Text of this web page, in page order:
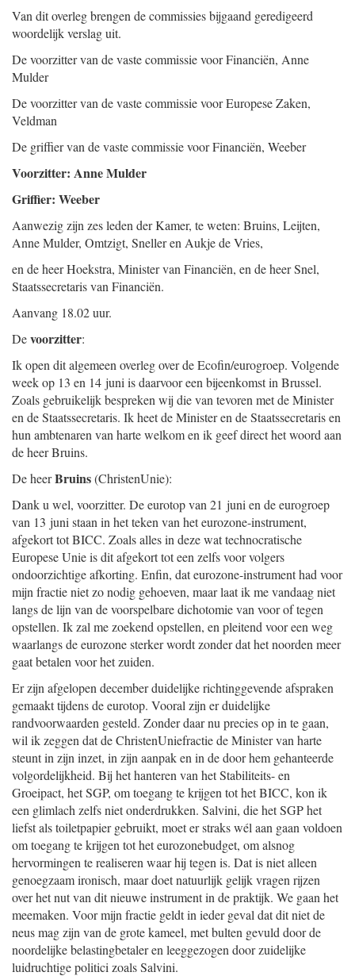
Van dit overleg brengen de commissies bijgaand geredigeerd
woordelijk verslag uit.
De voorzitter van de vaste commissie voor Financiën, Anne
Mulder
De voorzitter van de vaste commissie voor Europese Zaken,
Veldman
De griffier van de vaste commissie voor Financiën, Weeber
Voorzitter: Anne Mulder
Griffier: Weeber
Aanwezig zijn zes leden der Kamer, te weten: Bruins, Leijten,
Anne Mulder, Omtzigt, Sneller en Aukje de Vries,
en de heer Hoekstra, Minister van Financiën, en de heer Snel,
Staatssecretaris van Financiën.
Aanvang 18.02 uur.
Devoorzitter:
Ik open dit algemeen overleg over de Ecofin/eurogroep. Volgende
week op 13 en 14 juni is daarvoor een bijeenkomst in Brussel.
Zoals gebruikelijk bespreken wij die van tevoren met de Minister
en de Staatssecretaris. Ik heet de Minister en de Staatssecretaris en
hun ambtenaren van harte welkom en ik geef direct het woord aan
de heer Bruins.
De heerBruins(ChristenUnie):
Dank u wel, voorzitter. De eurotop van 21 juni en de eurogroep
van 13 juni staan in het teken van het eurozone-instrument,
afgekort tot BICC. Zoals alles in deze wat technocratische
Europese Unie is dit afgekort tot een zelfs voor volgers
ondoorzichtige afkorting. Enfin, dat eurozone-instrument had voor
mijn fractie niet zo nodig gehoeven, maar laat ik me vandaag niet
langs de lijn van de voorspelbare dichotomie van voor of tegen
opstellen. Ik zal me zoekend opstellen, en pleitend voor een weg
waarlangs de eurozone sterker wordt zonder dat het noorden meer
gaat betalen voor het zuiden.
Er zijn afgelopen december duidelijke richtinggevende afspraken
gemaakt tijdens de eurotop. Vooral zijn er duidelijke
randvoorwaarden gesteld. Zonder daar nu precies op in te gaan,
wil ik zeggen dat de ChristenUniefractie de Minister van harte
steunt in zijn inzet, in zijn aanpak en in de door hem gehanteerde
volgordelijkheid. Bij het hanteren van het Stabiliteits- en
Groeipact, het SGP, om toegang te krijgen tot het BICC, kon ik
een glimlach zelfs niet onderdrukken. Salvini, die het SGP het
liefst als toiletpapier gebruikt, moet er straks wél aan gaan voldoen
om toegang te krijgen tot het eurozonebudget, om alsnog
hervormingen te realiseren waar hij tegen is. Dat is niet alleen
genoegzaam ironisch, maar doet natuurlijk gelijk vragen rijzen
over het nut van dit nieuwe instrument in de praktijk. We gaan het
meemaken. Voor mijn fractie geldt in ieder geval dat dit niet de
neus mag zijn van de grote kameel, met bulten gevuld door de
noordelijke belastingbetaler en leeggezogen door zuidelijke
luidruchtige politici zoals Salvini.